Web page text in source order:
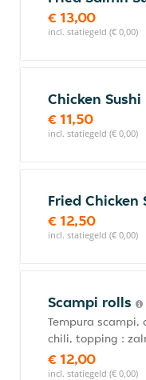
€ 13,00
incl. statiegeld (€ 0,00)
Chicken
€ 11,50
incl. statiegeld (€ 0,00)
Fried Chicken
€ 12,50
incl. statiegeld (€ 0,00)
Scampi rolls
Tempura scampi,
chili, topping :
€ 12,00
incl. statiegeld (€ 0,00)